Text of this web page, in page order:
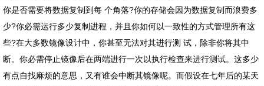
你是否需要将数据复制到每 个角落?你的存储会因为数据复制而浪费多
少?你必需运行多少复制进程，并且你如何以一致性的方式管理所有这
些?在大多数镜像设计中，你甚至无法对其进行测 试，除非你将其中
断。你必需停止镜像后在两端进行一次以执行检查来进行测试。这多少
有点自找麻烦的意思，又有谁会中断其镜像呢。而假设在七年后的某天